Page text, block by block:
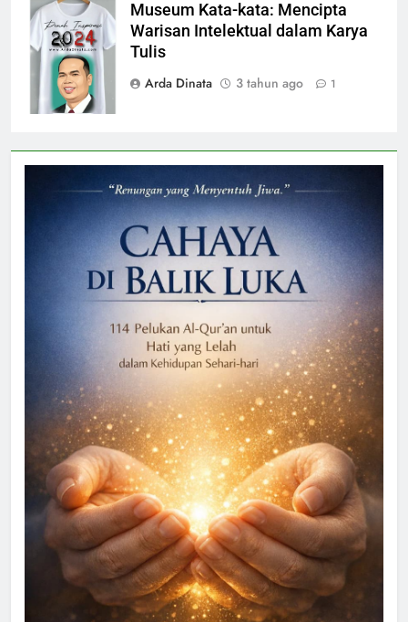
Inspirasi, Ilmu,
Motivasi
Museum Kata-kata: Mencipta
Warisan Intelektual dalam Karya
Tulis
Arda Dinata
3 tahun ago 1